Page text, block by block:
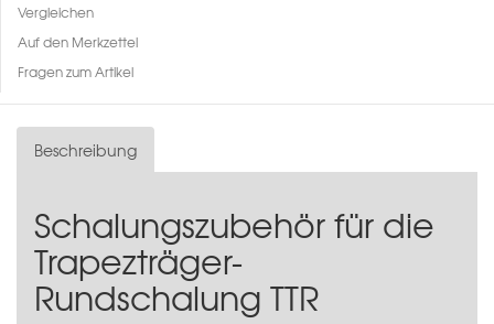
Vergleichen
Auf den Merkzettel
Fragen zum Artikel
Beschreibung
Schalungszubehör für die
Trapezträger-
Rundschalung TTR